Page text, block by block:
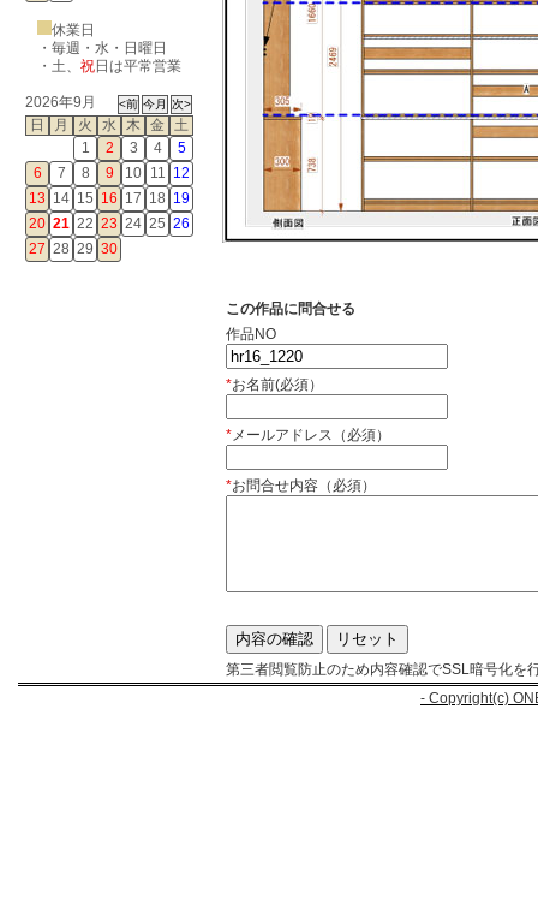
休業日
・毎週・水・日曜日
・ 土、 祝日は平常営業
2026年9月
日
月 火 水 木 金
土
1
2 3 4
5
6
7 8 9 10 11 12
13 14 15 16 17 18 19
20 21 22 23 24 25 26
27 28 29 30
この作品に問合せる
作品NO
*お名前(必須）
*メールアドレス（必須）
*お問合せ内容（必須）
第三者閲覧防止のため内容確認でSSL暗号化を
- Copyright(c)